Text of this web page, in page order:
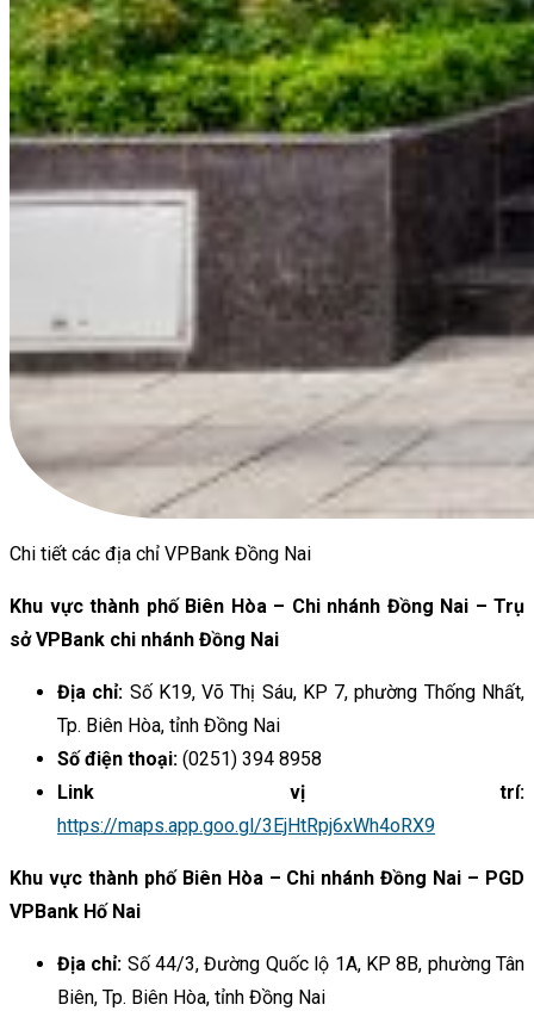
Chi tiết các địa chỉ VPBank Đồng Nai
Khu vực thành phố Biên Hòa – Chi nhánh Đồng Nai – Trụ
sở VPBank chi nhánh Đồng Nai
Địa chỉ: Số K19, Võ Thị Sáu, KP 7, phường Thống Nhất,
Tp. Biên Hòa, tỉnh Đồng Nai
Số điện thoại: (0251) 394 8958
Link vị trí:
https://maps.app.goo.gl/3EjHtRpj6xWh4oRX9
Khu vực thành phố Biên Hòa – Chi nhánh Đồng Nai – PGD
VPBank Hố Nai
Địa chỉ: Số 44/3, Đường Quốc lộ 1A, KP 8B, phường Tân
Biên, Tp. Biên Hòa, tỉnh Đồng Nai